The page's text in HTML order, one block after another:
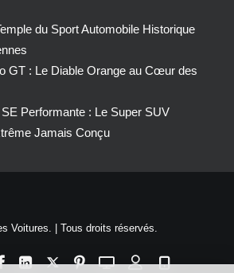
du Sport Automobile Historique
GT : Le Diable Orange au Cœur des
Performante : Le Super SUV
Jamais Conçu
Voitures. | Tous droits réservés.